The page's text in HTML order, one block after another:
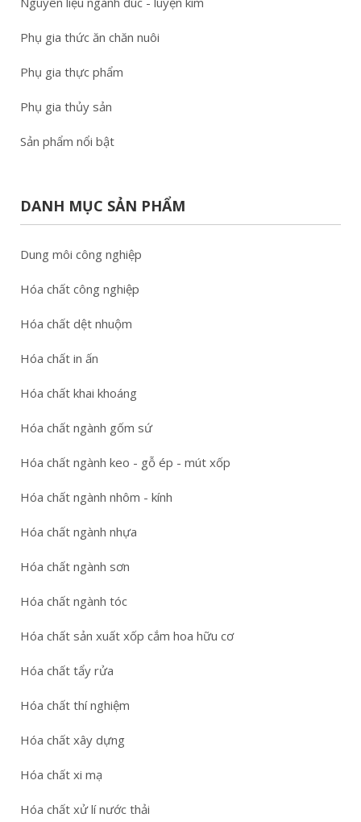
Phụ gia thức ăn chăn nuôi
Phụ gia thực phẩm
Phụ gia thủy sản
Sản phẩm nổi bật
DANH MỤC SẢN PHẨM
Dung môi công nghiệp
Hóa chất công nghiệp
Hóa chất dệt nhuộm
Hóa chất in ấn
Hóa chất khai khoáng
Hóa chất ngành gốm sứ
Hóa chất ngành keo - gỗ ép - mút xốp
Hóa chất ngành nhôm - kính
Hóa chất ngành nhựa
Hóa chất ngành sơn
Hóa chất ngành tóc
Hóa chất sản xuất xốp cắm hoa hữu cơ
Hóa chất tẩy rửa
Hóa chất thí nghiệm
Hóa chất xây dựng
Hóa chất xi mạ
Hóa chất xử lí nước thải